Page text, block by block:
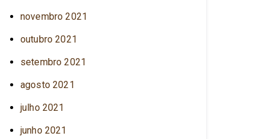
novembro 2021
outubro 2021
setembro 2021
agosto 2021
julho 2021
junho 2021